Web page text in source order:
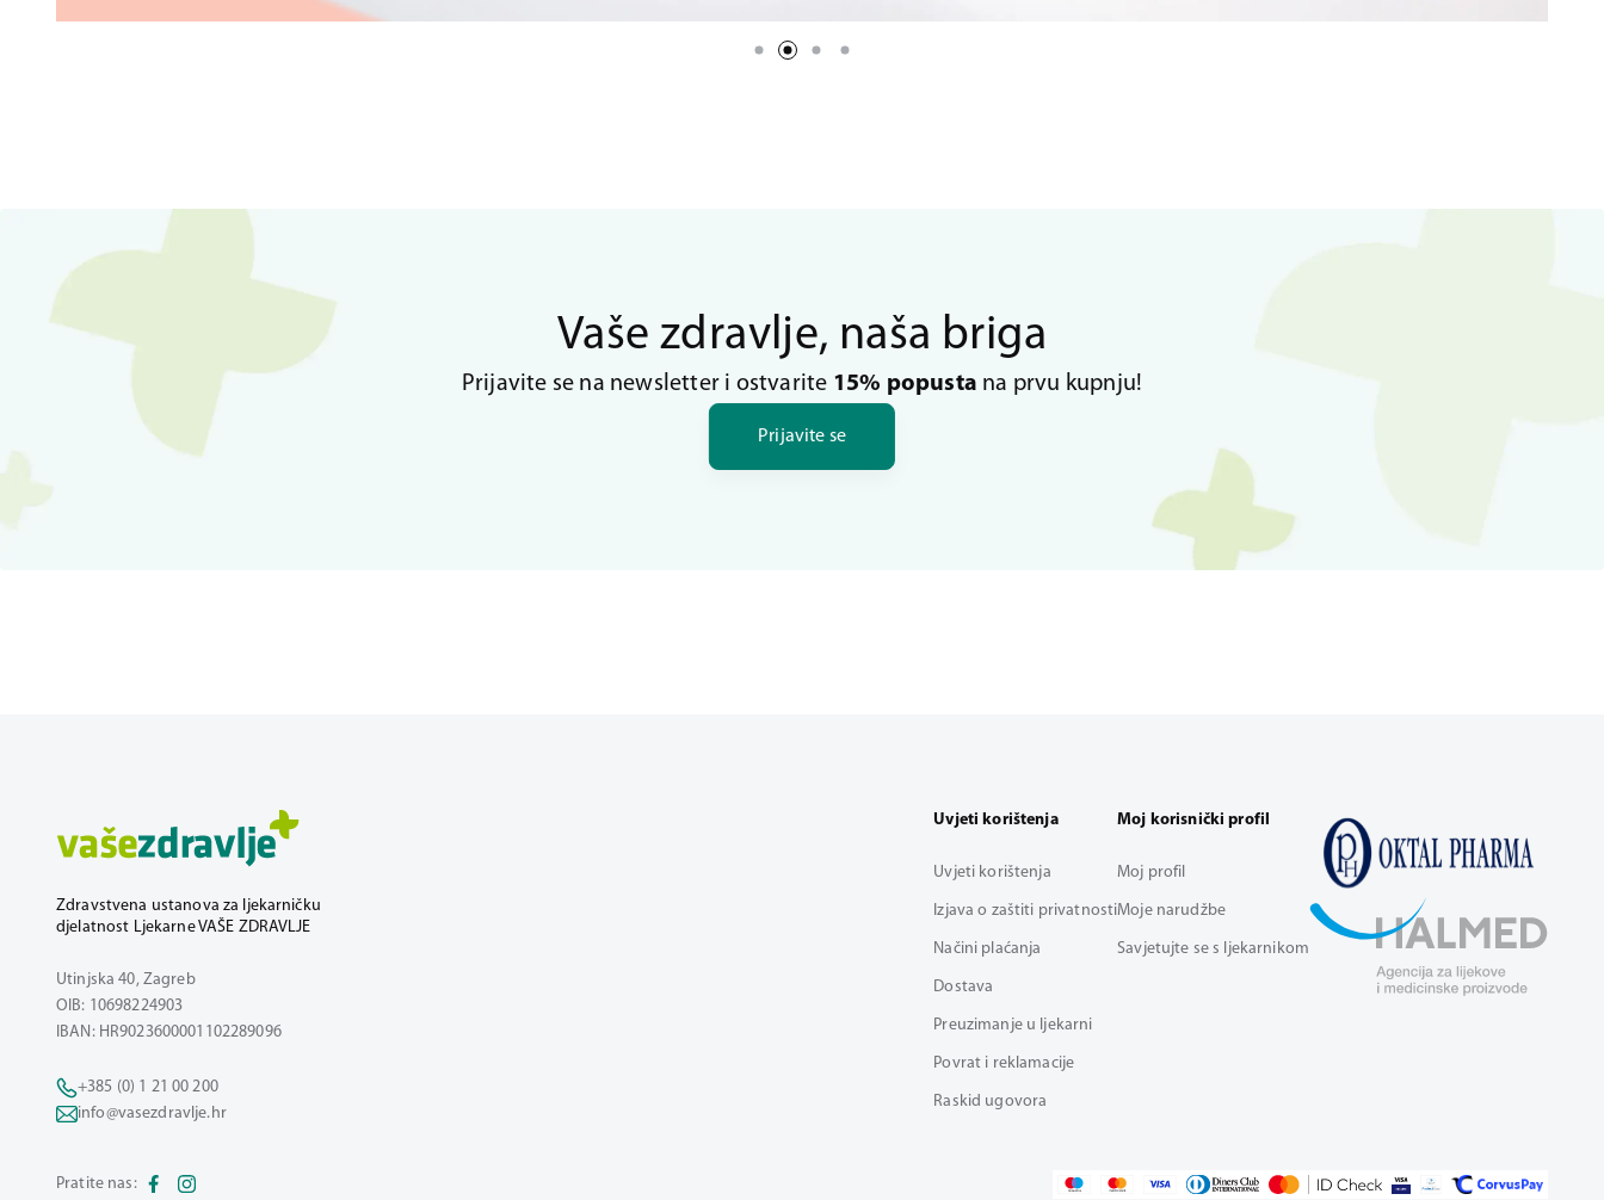
Vaše zdravlje, naša briga
Prijavite se na newsletter i ostvarite 15% popusta na prvu kupnju!
Prijavite se
Zdravstvena ustanova za ljekarničku
djelatnost Ljekarne VAŠE ZDRAVLJE
Utinjska 40, Zagreb
OIB: 10698224903
IBAN: HR9023600001102289096
+385 (0) 1 21 00 200
info@vasezdravlje.hr
Uvjeti korištenja
Uvjeti korištenja
Izjava o zaštiti privatnosti
Načini plaćanja
Dostava
Preuzimanje u ljekarni
Povrat i reklamacije
Raskid ugovora
Moj korisnički profil
Moj profil
Moje narudžbe
Savjetujte se s ljekarnikom
Pratite nas: